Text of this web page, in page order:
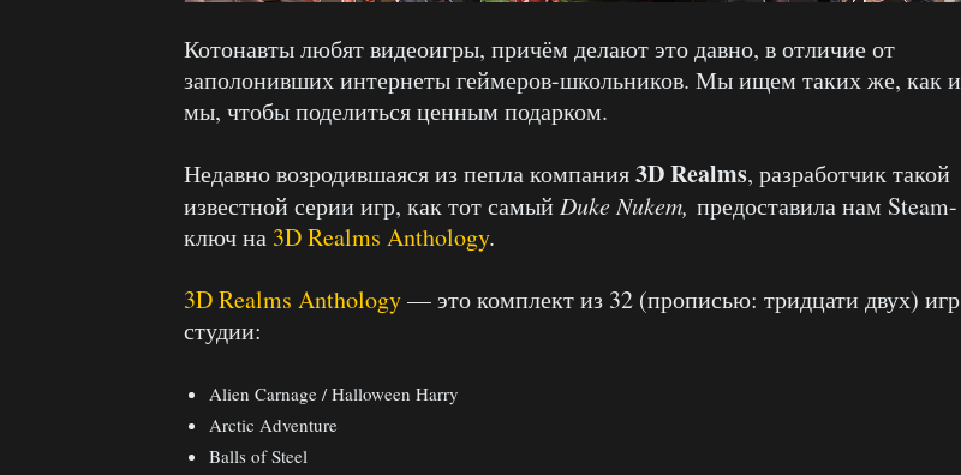
Котонавты любят видеоигры, причём делают это давно, в отличие от
заполонивших интернеты геймеров-школьников. Мы ищем таких же, как и
мы, чтобы поделиться ценным подарком.
Недавно возродившаяся из пепла компания3D Realms, разработчик такой
известной серии игр, как тот самый Duke Nukem, предоставила нам Steam-
ключ на 3D Realms Anthology.
3D Realms Anthology— это комплект из 32 (прописью: тридцати двух) игр
студии:
Alien Carnage / Halloween Harry
Arctic Adventure
Balls of Steel